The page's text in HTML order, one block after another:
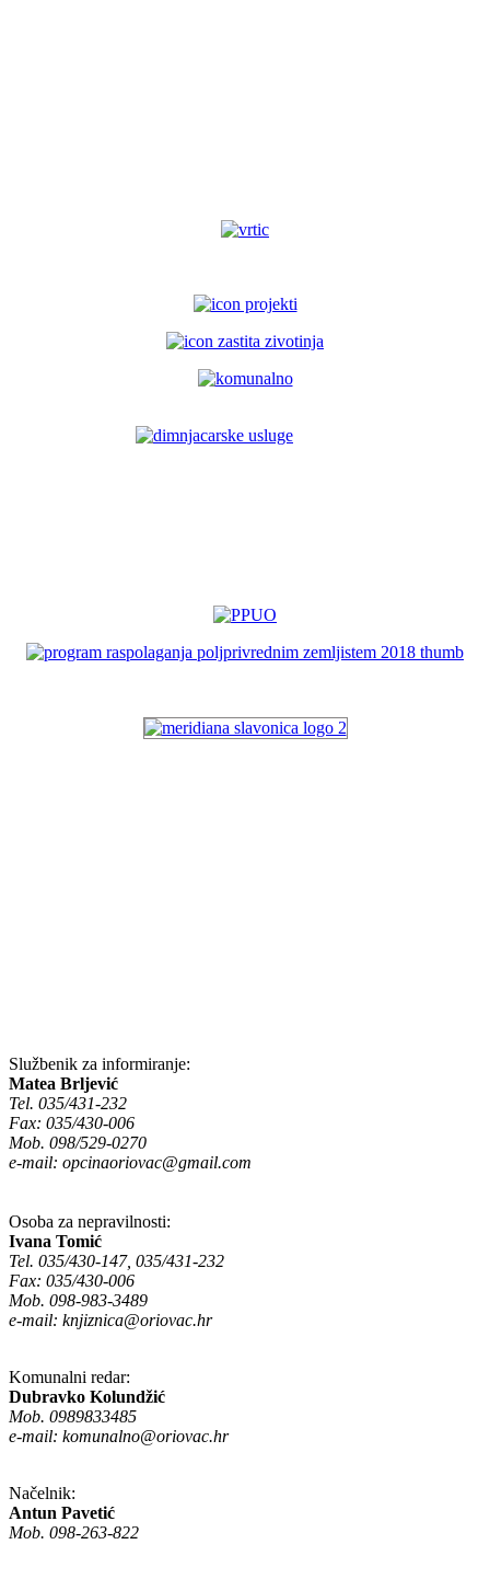
Službenik za informiranje:
Matea Brljević
Tel. 035/431-232
Fax: 035/430-006
Mob. 098/529-0270
e-mail: opcinaoriovac@gmail.com
Osoba za nepravilnosti:
Ivana Tomić
Tel. 035/430-147, 035/431-232
Fax: 035/430-006
Mob. 098-983-3489
e-mail: knjiznica@oriovac.hr
Komunalni redar:
Dubravko Kolundžić
Mob. 0989833485
e-mail: komunalno@oriovac.hr
Načelnik:
Antun Pavetić
Mob. 098-263-822